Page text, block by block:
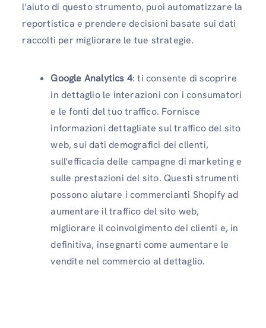
l'aiuto di questo strumento, puoi automatizzare la
reportistica e prendere decisioni basate sui dati
raccolti per migliorare le tue strategie.
Google Analytics 4: ti consente di scoprire
in dettaglio le interazioni con i consumatori
e le fonti del tuo traffico. Fornisce
informazioni dettagliate sul traffico del sito
web, sui dati demografici dei clienti,
sull'efficacia delle campagne di marketing e
sulle prestazioni del sito. Questi strumenti
possono aiutare i commercianti Shopify ad
aumentare il traffico del sito web,
migliorare il coinvolgimento dei clienti e, in
definitiva, insegnarti come aumentare le
vendite nel commercio al dettaglio.